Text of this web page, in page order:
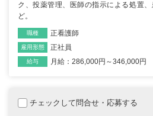
ク、投薬管理、医師の指示による処置
ど。
職種 正看護師
雇用形態 正社員
給与 月給：286,000円～346,000円
チェックして問合せ・応募する